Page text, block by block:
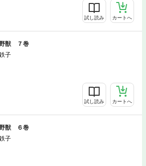
試し読み カートへ
獣 ７巻
子
試し読み カートへ
獣 ６巻
子